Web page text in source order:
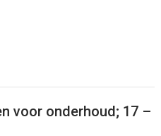
voor onderhoud; 17 –